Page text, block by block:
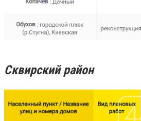
Сквирский район